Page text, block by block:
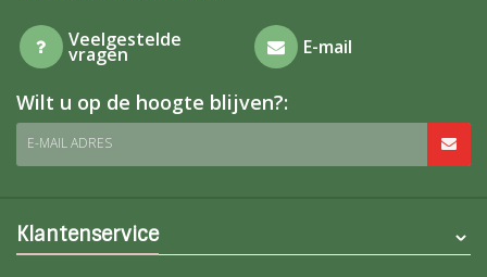
Veelgestelde
vragen E-mail
Wilt u op de hoogte blijven?:
E-MAIL ADRES
Klantenservice